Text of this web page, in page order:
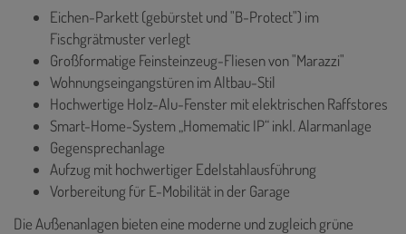
Eichen-Parkett (gebürstet und "B-Protect") im
Fischgrätmuster verlegt
Großformatige Feinsteinzeug-Fliesen von "Marazzi"
Wohnungseingangstüren im Altbau-Stil
Hochwertige Holz-Alu-Fenster mit elektrischen Raffstores
Smart-Home-System „Homematic IP“ inkl. Alarmanlage
Gegensprechanlage
Aufzug mit hochwertiger Edelstahlausführung
Vorbereitung für E-Mobilität in der Garage
Die Außenanlagen bieten eine moderne und zugleich grüne